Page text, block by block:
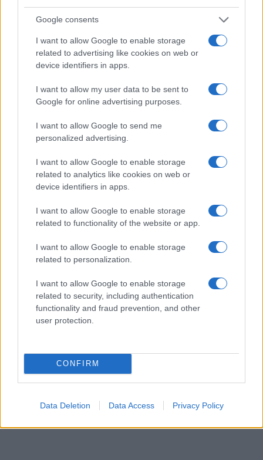
Google consents
I want to allow Google to enable storage
related to advertising like cookies on web or
device identifiers in apps.
I want to allow my user data to be sent to
Google for online advertising purposes.
I want to allow Google to send me
personalized advertising.
I want to allow Google to enable storage
related to analytics like cookies on web or
device identifiers in apps.
I want to allow Google to enable storage
related to functionality of the website or app.
I want to allow Google to enable storage
related to personalization.
I want to allow Google to enable storage
related to security, including authentication
functionality and fraud prevention, and other
user protection.
CONFIRM
Data Deletion Data Access Privacy Policy